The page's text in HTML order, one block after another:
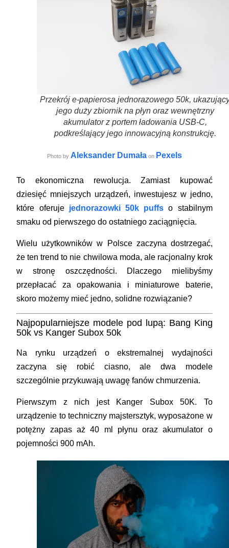
Przekrój e-papierosa jednorazowego 50k,
jego duży zbiornik na płyn oraz wewnętrzny
akumulator z portem ładowania USB-C,
podkreślający jego innowacyjną konstrukcję.
Photo by Aleksander Dumała on Pexels
To ekonomiczna rewolucja. Zamiast kupować
dziesięć mniejszych urządzeń, inwestujesz w jedno,
które oferuje jednorazowki 50k puffs o stabilnym
smaku od pierwszego do ostatniego zaciągnięcia.
Wielu użytkowników w Polsce zaczyna dostrzegać,
że ten trend to nie chwilowa moda, ale racjonalny krok
w stronę oszczędności. Dlaczego mielibyśmy
przepłacać za opakowania i miniaturowe baterie,
skoro możemy mieć jedno, solidne rozwiązanie?
Najpopularniejsze modele pod lupą: Bang King
50k vs Kanger Subox 50k
Na rynku urządzeń o ekstremalnej wydajności
zaczyna się robić ciasno, ale dwa modele
szczególnie przykuwają uwagę fanów chmurzenia.
Pierwszym z nich jest Kanger Subox 50K. To
urządzenie to techniczny majstersztyk, wyposażone w
potężny zapas aż 40 ml płynu oraz akumulator o
pojemności 900 mAh.